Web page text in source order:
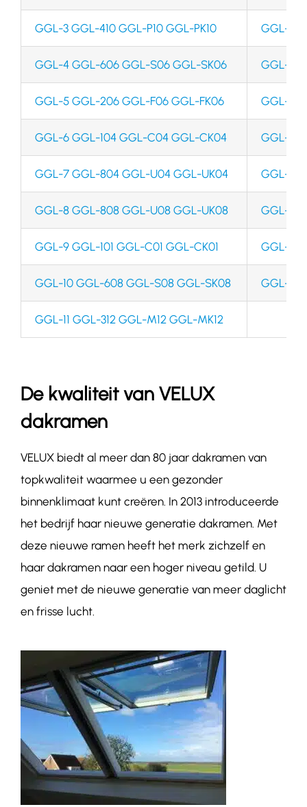
GGL-3 GGL-410 GGL-P10 GGL-PK10 GGL-
GGL-4 GGL-606 GGL-S06 GGL-SK06 GGL-
GGL-5 GGL-206 GGL-F06 GGL-FK06 GGL-
GGL-6 GGL-104 GGL-C04 GGL-CK04 GGL-
GGL-7 GGL-804 GGL-U04 GGL-UK04 GGL-
GGL-8 GGL-808 GGL-U08 GGL-UK08 GGL-
GGL-9 GGL-101 GGL-C01 GGL-CK01 GGL-
GGL-10 GGL-608 GGL-S08 GGL-SK08 GGL-
GGL-11 GGL-312 GGL-M12 GGL-MK12
De kwaliteit van VELUX
dakramen
VELUX biedt al meer dan 80 jaar dakramen van
topkwaliteit waarmee u een gezonder
binnenklimaat kunt creëren. In 2013 introduceerde
het bedrijf haar nieuwe generatie dakramen. Met
deze nieuwe ramen heeft het merk zichzelf en
haar dakramen naar een hoger niveau getild. U
geniet met de nieuwe generatie van meer daglicht
en frisse lucht.